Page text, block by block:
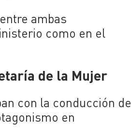
ambas
como en el
de la Mujer
con la conducción de
en